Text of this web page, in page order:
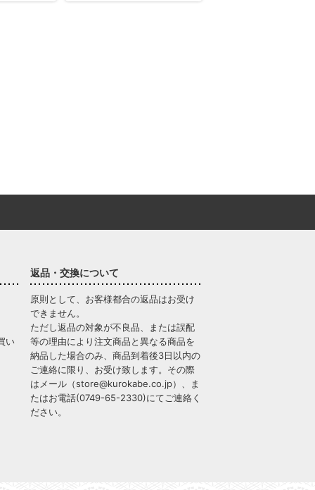
い
返品・交換について
原則として、お客様都合の返品はお受け
できません。
ただし返品の対象が不良品、または誤配
等の理由により注文商品と異なる商品を
納品した場合のみ、商品到着後3日以内の
ご連絡に限り、お受け致します。その際
はメール（store@kurokabe.co.jp）、ま
たはお電話(0749-65-2330)にてご連絡く
ださい。